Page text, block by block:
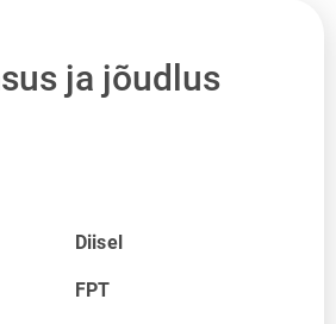
ja jõudlus
Diisel
FPT